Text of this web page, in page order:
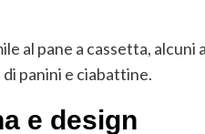
al pane a cassetta,
panini e ciabattine.
e design